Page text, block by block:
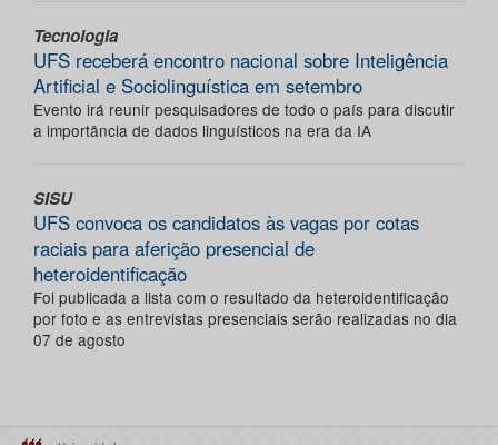
Tecnologia
UFS receberá encontro nacional sobre Inteligência
Artificial e Sociolinguística em setembro
Evento irá reunir pesquisadores de todo o país para discutir
a importância de dados linguísticos na era da IA
SISU
UFS convoca os candidatos às vagas por cotas
raciais para aferição presencial de
heteroidentificação
Foi publicada a lista com o resultado da heteroidentificação
por foto e as entrevistas presenciais serão realizadas no dia
07 de agosto